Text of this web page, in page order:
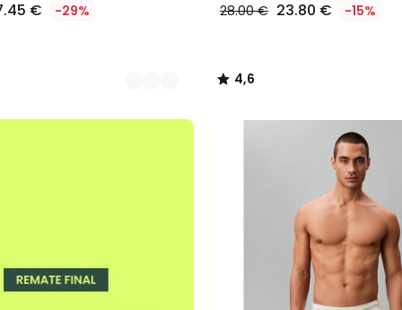
€ -29% 28.00 € 23.80 € -15%
4,6
/